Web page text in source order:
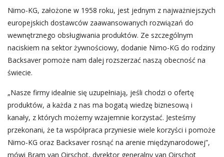
Nimo-KG, założone w 1958 roku, jest jednym z najważniejszych
europejskich dostawców zaawansowanych rozwiązań do
wewnętrznego obsługiwania produktów. Ze szczególnym
naciskiem na sektor żywnościowy, dodanie Nimo-KG do rodziny
Backsaver pomoże nam dalej rozszerzać naszą obecność na
świecie.
„Nasze firmy idealnie się uzupełniają, jeśli chodzi o ofertę
produktów, a każda z nas ma bogatą wiedzę biznesową i
kanały, z których możemy wzajemnie korzystać. Jesteśmy
przekonani, że ta współpraca przyniesie wiele korzyści i pomoże
Nimo-KG oraz Backsaver rosnąć na arenie międzynarodowej”,
mówi Bram van Oirschot, dyrektor generalny van Oirschot